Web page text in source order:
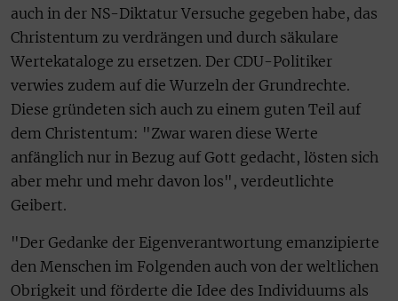
auch in der NS-Diktatur Versuche gegeben habe, das
Christentum zu verdrängen und durch säkulare
Wertekataloge zu ersetzen. Der CDU-Politiker
verwies zudem auf die Wurzeln der Grundrechte.
Diese gründeten sich auch zu einem guten Teil auf
dem Christentum: "Zwar waren diese Werte
anfänglich nur in Bezug auf Gott gedacht, lösten sich
aber mehr und mehr davon los", verdeutlichte
Geibert.
"Der Gedanke der Eigenverantwortung emanzipierte
den Menschen im Folgenden auch von der weltlichen
Obrigkeit und förderte die Idee des Individuums als